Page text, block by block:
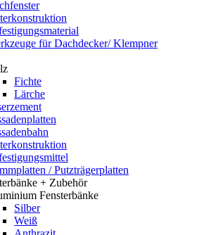
für Dachdecker/ Klempner
Fichte
Lärche
/ Putzträgerplatten
+ Zubehör
Fensterbänke
Silber
Weiß